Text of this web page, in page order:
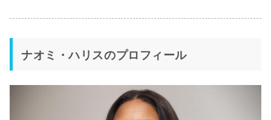
ナオミ・ハリスのプロフィール